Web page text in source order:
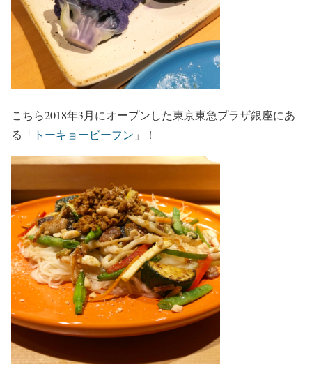
こちら2018年3月にオープンした東京東急プラザ銀座にあ
る「 トーキョービーフン 」！